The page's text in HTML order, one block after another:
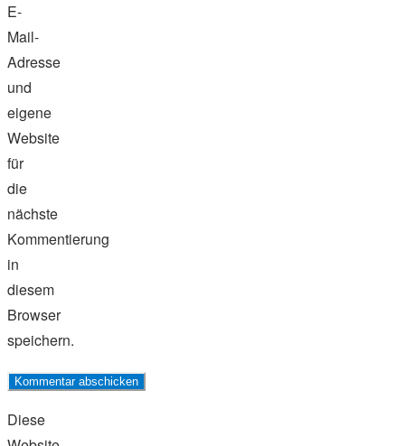
E-
Mail-
Adresse
und
eigene
Website
für
die
nächste
Kommentierung
in
diesem
Browser
speichern.
Diese